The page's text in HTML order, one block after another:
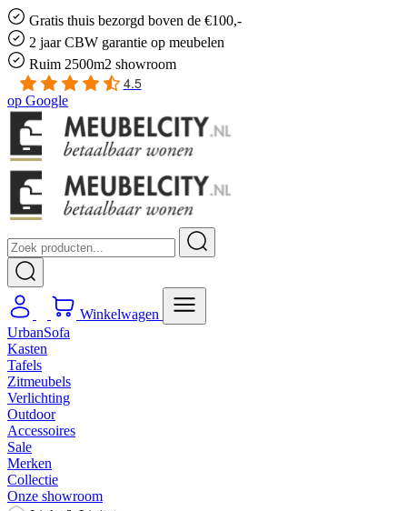
Gratis thuis bezorgd boven de €100,-
2 jaar CBW garantie op meubelen
Ruim 2500m2 showroom
4.5
op Google
Winkelwagen
UrbanSofa
Kasten
Tafels
Zitmeubels
Verlichting
Outdoor
Accessoires
Sale
Merken
Collectie
Onze showroom